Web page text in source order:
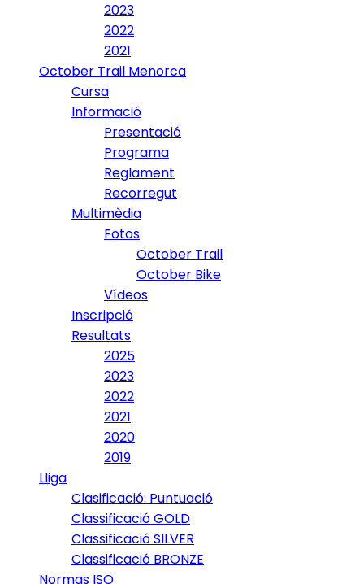
2023
2022
2021
October Trail Menorca
Cursa
Informació
Presentació
Programa
Reglament
Recorregut
Multimèdia
Fotos
October Trail
October Bike
Vídeos
Inscripció
Resultats
2025
2023
2022
2021
2020
2019
Lliga
Clasificació: Puntuació
Classificació GOLD
Classificació SILVER
Classificació BRONZE
Normas ISO